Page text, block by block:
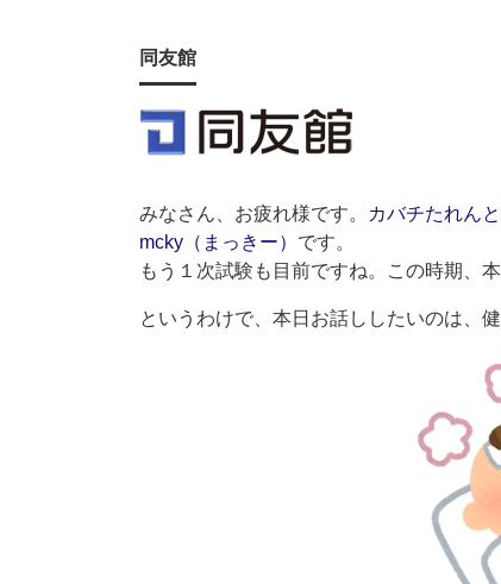
同友館
みなさん、お疲れ様です。
カバチたれん
mcky（まっきー） です。
もう１次試験も目前ですね。この時期、
というわけで、本日お話ししたいのは、